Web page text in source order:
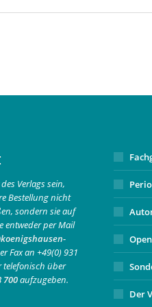
Verlags sein,
Bestellung nicht
sondern sie auf
entweder per Mail
Fax an +49(0) 931
telefonisch über
700aufzugeben.
Der